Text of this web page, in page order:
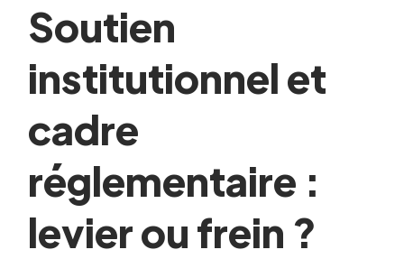
Soutien
institutionnel et
cadre
réglementaire :
levier ou frein ?